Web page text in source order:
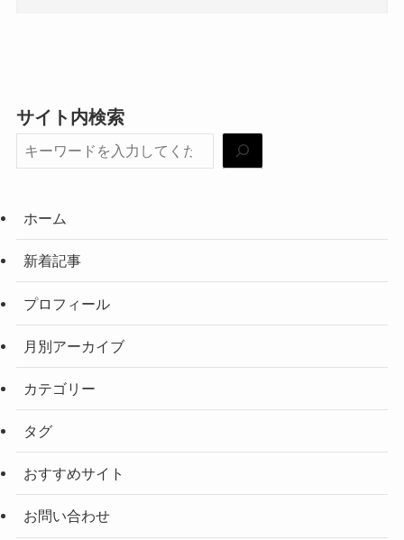
サイト内検索
ホーム
新着記事
プロフィール
月別アーカイブ
カテゴリー
タグ
おすすめサイト
お問い合わせ